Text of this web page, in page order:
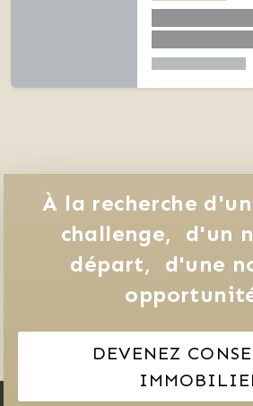
À la recherche
challenge,
d'un
départ,
d'une
opportunité
DEVENEZ